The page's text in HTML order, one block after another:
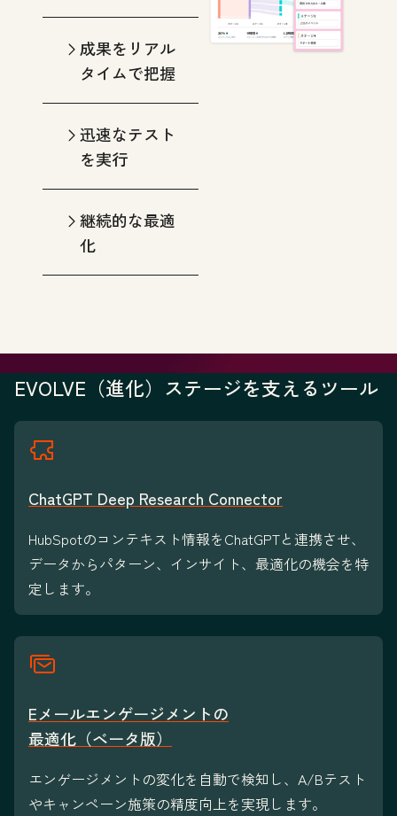
成果をリアル
タイムで把握
迅速なテスト
を実行
継続的な最適
化
EVOLVE（進化）ステージを支えるツール
ChatGPT Deep Research Connector
HubSpotのコンテキスト情報をChatGPTと連携させ、
データからパターン、インサイト、最適化の機会を特
定します。
Eメールエンゲージメントの
最適化（ベータ版）
エンゲージメントの変化を自動で検知し、A/Bテスト
やキャンペーン施策の精度向上を実現します。